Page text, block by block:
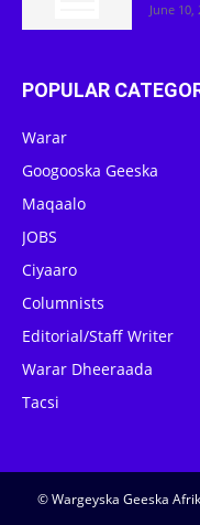
June 10,
POPULAR
Warar
Googooska Geeska
Maqaalo
JOBS
Ciyaaro
Columnists
Editorial/Staff Writer
Warar Dheeraada
Tacsi
© Wargeyska Geeska